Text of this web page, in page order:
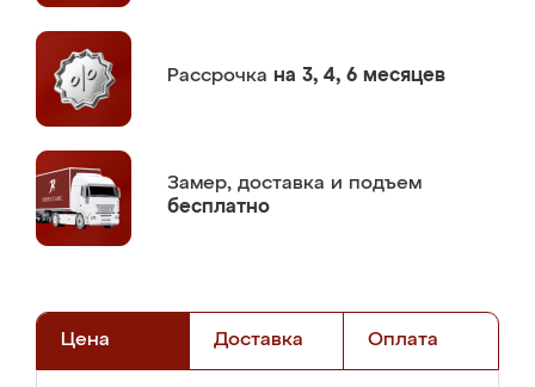
Рассрочка на 3, 4, 6 месяцев
Замер, доставка и подъем
бесплатно
Цена Доставка Оплата